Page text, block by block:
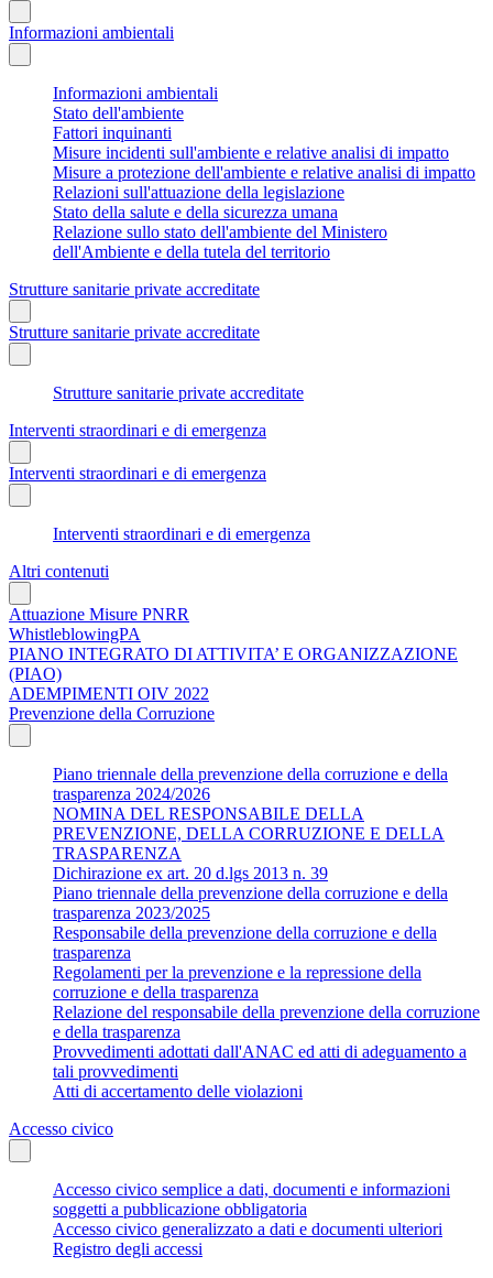
Informazioni ambientali
Informazioni ambientali
Stato dell'ambiente
Fattori inquinanti
Misure incidenti sull'ambiente e relative analisi di impatto
Misure a protezione dell'ambiente e relative analisi di impatto
Relazioni sull'attuazione della legislazione
Stato della salute e della sicurezza umana
Relazione sullo stato dell'ambiente del Ministero
dell'Ambiente e della tutela del territorio
Strutture sanitarie private accreditate
Strutture sanitarie private accreditate
Strutture sanitarie private accreditate
Interventi straordinari e di emergenza
Interventi straordinari e di emergenza
Interventi straordinari e di emergenza
Altri contenuti
Attuazione Misure PNRR
WhistleblowingPA
PIANO INTEGRATO DI ATTIVITA’ E ORGANIZZAZIONE
(PIAO)
ADEMPIMENTI OIV 2022
Prevenzione della Corruzione
Piano triennale della prevenzione della corruzione e della
trasparenza 2024/2026
NOMINA DEL RESPONSABILE DELLA
PREVENZIONE, DELLA CORRUZIONE E DELLA
TRASPARENZA
Dichirazione ex art. 20 d.lgs 2013 n. 39
Piano triennale della prevenzione della corruzione e della
trasparenza 2023/2025
Responsabile della prevenzione della corruzione e della
trasparenza
Regolamenti per la prevenzione e la repressione della
corruzione e della trasparenza
Relazione del responsabile della prevenzione della corruzione
e della trasparenza
Provvedimenti adottati dall'ANAC ed atti di adeguamento a
tali provvedimenti
Atti di accertamento delle violazioni
Accesso civico
Accesso civico semplice a dati, documenti e informazioni
soggetti a pubblicazione obbligatoria
Accesso civico generalizzato a dati e documenti ulteriori
Registro degli accessi